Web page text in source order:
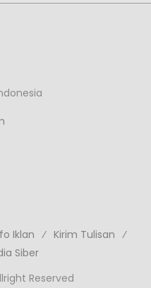
Iklan
Kirim Tulisan
Siber
Reserved